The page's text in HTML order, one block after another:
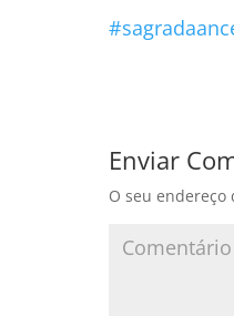
Enviar
O seu